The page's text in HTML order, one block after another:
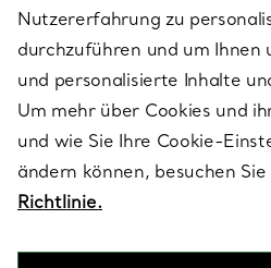
ÜBER TIFFANY & CO.
RECHTLICHE HINWEISE
FOLGEN SIE UNS
Nutzererfahrung zu
durchzuführen und um Ihnen
und personalisierte Inhalte
Um mehr über Cookies und
und wie Sie Ihre Cookie-
ändern können, besuchen Sie
Richtlinie.